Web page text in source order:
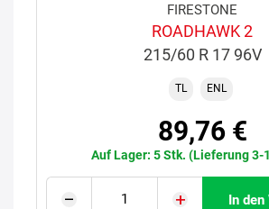
FIRESTONE
ROADHAWK 2
215/60 R 17 96V
TL ENL
89,76 €
Auf Lager: 5 Stk. (Lieferung 3-
In den